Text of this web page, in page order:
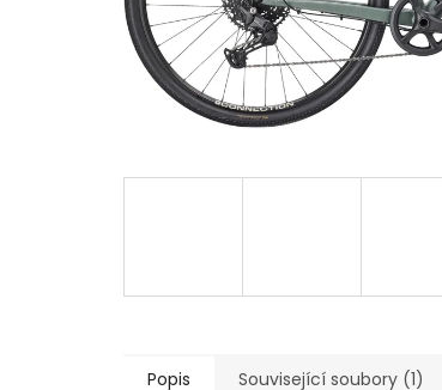
Popis Související soubory (1)